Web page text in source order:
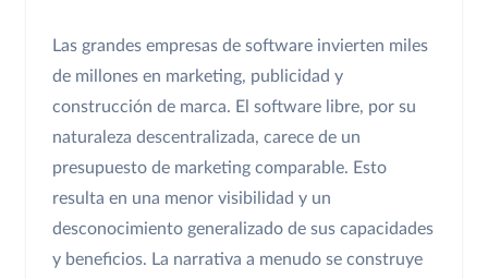
Las grandes empresas de software invierten miles
de millones en marketing, publicidad y
construcción de marca. El software libre, por su
naturaleza descentralizada, carece de un
presupuesto de marketing comparable. Esto
resulta en una menor visibilidad y un
desconocimiento generalizado de sus capacidades
y beneficios. La narrativa a menudo se construye